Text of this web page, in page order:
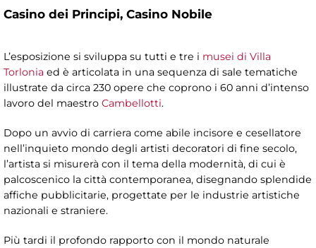
Casino dei Principi, Casino Nobile
L’esposizione si sviluppa su tutti e tre i musei di Villa
Torlonia ed è articolata in una sequenza di sale tematiche
illustrate da circa 230 opere che coprono i 60 anni d’intenso
lavoro del maestro Cambellotti.
Dopo un avvio di carriera come abile incisore e cesellatore
nell’inquieto mondo degli artisti decoratori di fine secolo,
l’artista si misurerà con il tema della modernità, di cui è
palcoscenico la città contemporanea, disegnando splendide
affiche pubblicitarie, progettate per le industrie artistiche
nazionali e straniere.
Più tardi il profondo rapporto con il mondo naturale